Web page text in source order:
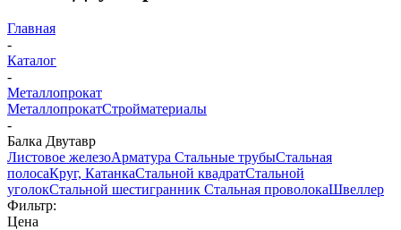
Главная
-
Каталог
-
Металлопрокат
МеталлопрокатСтройматериалы
-
Балка Двутавр
Листовое железоАрматура Стальные трубыСтальная
полосаКруг, КатанкаСтальной квадратСтальной
уголокСтальной шестигранник Стальная проволокаШвеллер
Фильтр:
Цена